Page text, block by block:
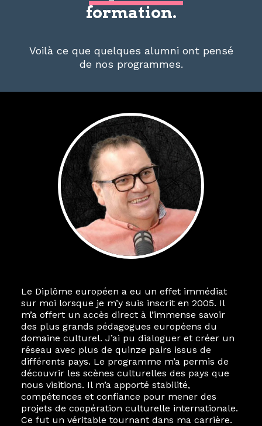
formation.
Voilà ce que quelques alumni ont pensé
de nos programmes.
Le Diplôme européen a eu un effet immédiat
sur moi lorsque je m’y suis inscrit en 2005. Il
m’a offert un accès direct à l’immense savoir
des plus grands pédagogues européens du
domaine culturel. J’ai pu dialoguer et créer un
réseau avec plus de quinze pairs issus de
différents pays. Le programme m’a permis de
découvrir les scènes culturelles des pays que
nous visitions. Il m’a apporté stabilité,
compétences et confiance pour mener des
projets de coopération culturelle internationale.
Ce fut un véritable tournant dans ma carrière.